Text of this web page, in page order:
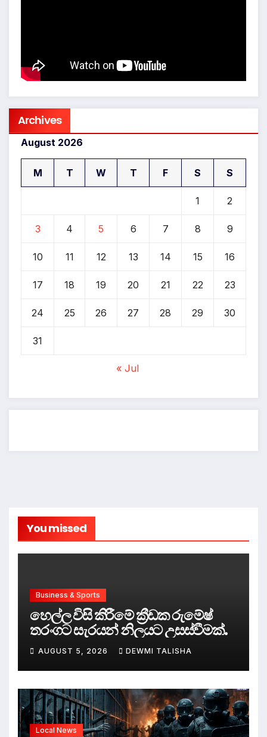
Archives
August 2026
M T W T F S S
1 2
3 4 5 6 7 8 9
10 11 12 13 14 15 16
17 18 19 20 21 22 23
24 25 26 27 28 29 30
31
« Jul
You missed
Business & Sports
හෙල්ල විසි කිරීමේ ක්‍රීඩක රුමේෂ්
තරංගට සැරයන් නිලයට උසස්වීමක්.
AUGUST 5, 2026 DEWMI TALISHA
Local News